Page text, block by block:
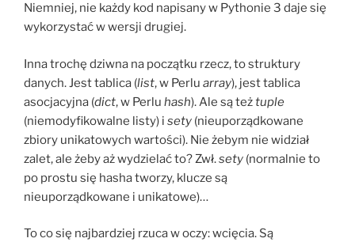
Niemniej, nie każdy kod napisany w Pythonie 3 daje się
wykorzystać w wersji drugiej.
Inna trochę dziwna na początku rzecz, to struktury
danych. Jest tablica (list, w Perlu array), jest tablica
asocjacyjna (dict, w Perlu hash). Ale są teżtuple
(niemodyfikowalne listy) i sety (nieuporządkowane
zbiory unikatowych wartości). Nie żebym nie widział
zalet, ale żeby aż wydzielać to? Zwł.sety (normalnie to
po prostu się hasha tworzy, klucze są
nieuporządkowane i unikatowe)…
To co się najbardziej rzuca w oczy: wcięcia. Są